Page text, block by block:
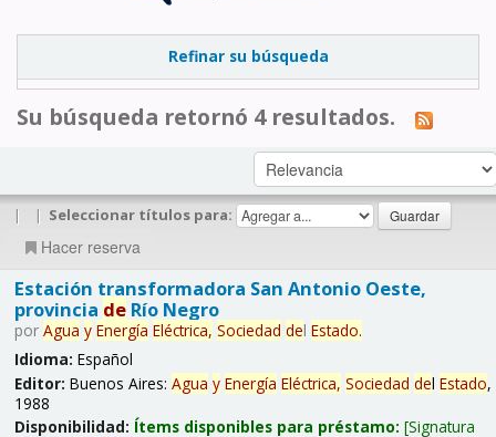
Refinar su búsqueda
Su búsqueda retornó 4 resultados.
| | Seleccionar títulos para:
Hacer reserva
Estación transformadora San Antonio Oeste,
provincia deRío Negro
por Agua y Energía Eléctrica, Sociedad del Estado.
Idioma: Español
Editor: Buenos Aires: Agua y Energía Eléctrica, Sociedad del Estado,
1988
Disponibilidad: Ítems disponibles para préstamo: Signatura